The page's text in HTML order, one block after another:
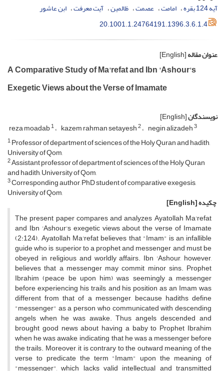
آیه 124 بقره
امامت عصمت ظالمین آیت معرفت ابن عاشور
20.1001.1.24764191.1396.3.6.1.4
عنوان مقاله[English]
A Comparative Study of Ma'refat and Ibn 'Ashour's
Exegetic Views about the Verse of Imamate
نویسندگان[English]
reza moadab1 kazem rahman setayesh2 negin alizadeh3
1Professor of department of sciences of the Holy Quran and hadith,
University of Qom,
2Assistant professor of department of sciences of the Holy Quran
and hadith, University of Qom,
3Corresponding author, PhD student of comparative exegesis,
University of Qom,
چکیده[English]
The present paper compares and analyzes Ayatollah Ma'refat
and Ibn 'Ashour's exegetic views about the verse of Imamate
(2:124). Ayatollah Ma'refat believes that "Imam" is an infallible
guide who is superior to a prophet and messenger and must be
obeyed in religious and worldly affairs. Ibn 'Ashour, however,
believes that a messenger may commit minor sins. Prophet
Ibrahim (peace be upon him) was seemingly a messenger
before experiencing his trails, and his position as an Imam was
different from that of a messenger, because hadiths define
"messenger" as a person who communicated with descending
angels when he was awake. Thus angels descended and
brought good news about having a baby to Prophet Ibrahim
when he was awake, indicating that he was a messenger before
the trails. Moreover, it is contrary to the outward meaning of the
verse to predicate the term "Imam" upon the meaning of